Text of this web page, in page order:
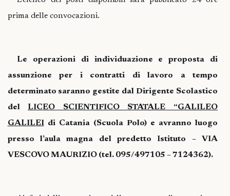
prima delle convocazioni.
Le operazioni di individuazione e proposta di
assunzione per i contratti di lavoro a tempo
determinato saranno gestite dal Dirigente Scolastico
del LICEO SCIENTIFICO STATALE “GALILEO
GALILEIdi Catania (Scuola Polo) e avranno luogo
presso l’aula magna del predetto Istituto – VIA
VESCOVO MAURIZIO (tel. 095/497105 – 7124362).